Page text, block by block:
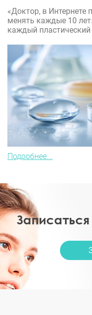
«Доктор, в
менять каждые 10
каждый пластический
Подробнее...